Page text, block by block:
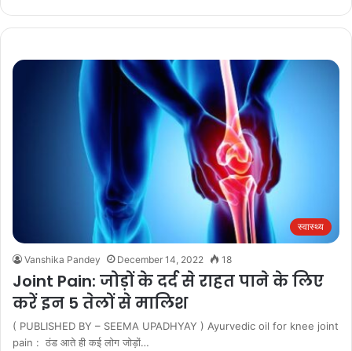
स्वास्थ्य
Vanshika Pandey December 14, 2022 18
Joint Pain: जोड़ों के दर्द से राहत पाने के लिए
करें इन 5 तेलों से मालिश
( PUBLISHED BY – SEEMA UPADHYAY ) Ayurvedic oil for knee joint
pain : ठंड आते ही कई लोग जोड़ों…